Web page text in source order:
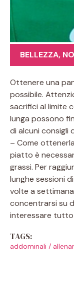
BELLEZZA,
Ottenere una
possibile.
sacrifici al limite
lunga possono
di alcuni consigli
– Come
piatto è
grassi. Per
lunghe sessioni
volte a
concentrarsi su
interessare tutto
TAGS:
addominali /